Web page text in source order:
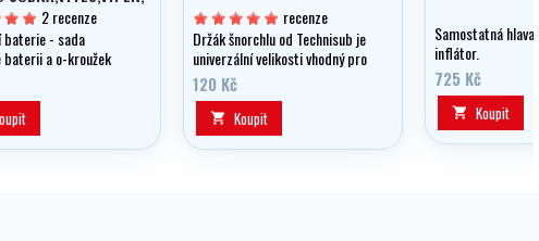
2 recenze
baterie - sada
baterii a o-kroužek
počítače
recenze
Držák šnorchlu od Technisub je
univerzální velikosti vhodný pro
snad všechny šnorchly na trhu
120 Kč
 Koupit
Samostatná hlava
inflátor.
725 Kč
 Koupit